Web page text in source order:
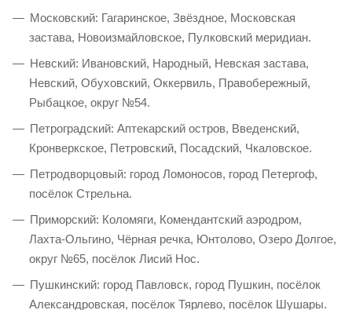
Московский: Гагаринское, Звёздное, Московская
застава, Новоизмайловское, Пулковский меридиан.
Невский: Ивановский, Народный, Невская застава,
Невский, Обуховский, Оккервиль, Правобережный,
Рыбацкое, округ №54.
Петроградский: Аптекарский остров, Введенский,
Кронверкское, Петровский, Посадский, Чкаловское.
Петродворцовый: город Ломоносов, город Петергоф,
посёлок Стрельна.
Приморский: Коломяги, Комендантский аэродром,
Лахта-Ольгино, Чёрная речка, Юнтолово, Озеро Долгое,
округ №65, посёлок Лисий Нос.
Пушкинский: город Павловск, город Пушкин, посёлок
Александровская, посёлок Тярлево, посёлок Шушары.